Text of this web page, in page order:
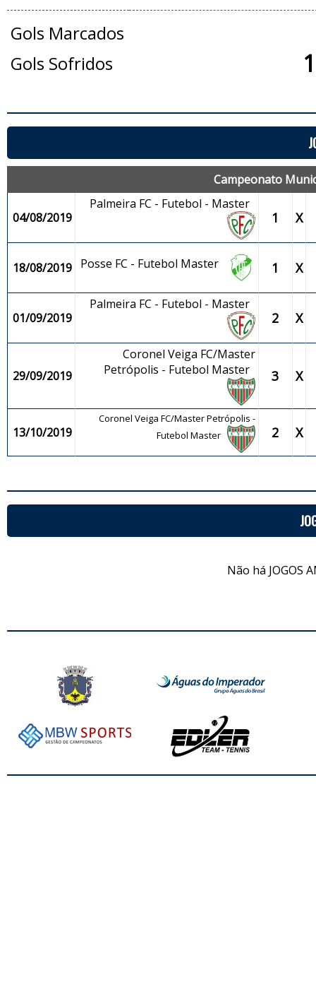
Gols Marcados
Gols Sofridos
Campeonato
04/08/2019
Palmeira FC - Futebol - Master
1 X
18/08/2019 Posse FC - Futebol Master 1 X
01/09/2019
Palmeira FC - Futebol - Master
2 X
29/09/2019
Coronel Veiga FC/Master
Petrópolis - Futebol Master
3 X
13/10/2019
Coronel Veiga FC/Master Petrópolis -
Futebol Master
2 X
Não há JOGOS